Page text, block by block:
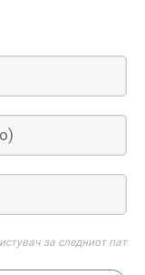
за следниот пат